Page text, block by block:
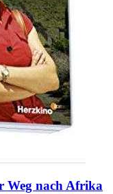
Weg nach Afrika